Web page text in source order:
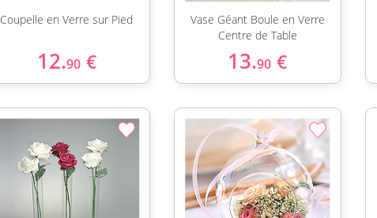
Coupelle en Verre sur Pied
12.90 €
Vase Géant Boule en Verre
Centre de Table
13.90 €